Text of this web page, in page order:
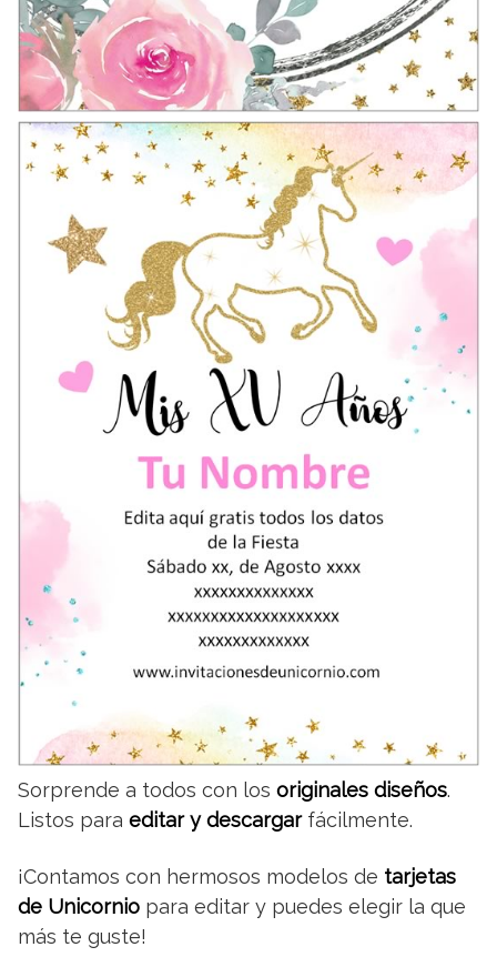
Sorprende a todos con los originales diseños.
Listos para editar y descargarfácilmente.
¡Contamos con hermosos modelos de tarjetas
de Unicornio para editar y puedes elegir la que
más te guste!